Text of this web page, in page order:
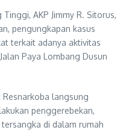
AKP Jimmy R. Sitorus,
pengungkapan kasus
terkait adanya aktivitas
Paya Lombang Dusun
langsung
penggerebekan,
di dalam rumah